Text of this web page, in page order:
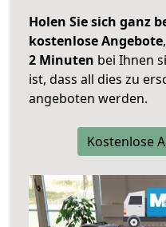
Holen Sie sich ganz
kostenlose Angebote
2 Minuten bei Ihnen
ist, dass all dies zu
angeboten werden.
Kostenlose